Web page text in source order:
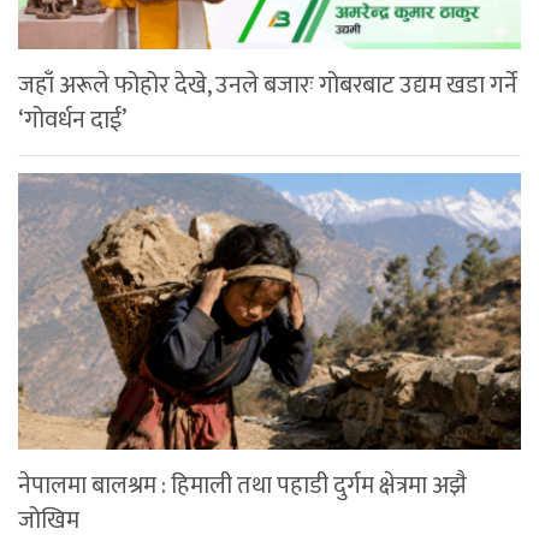
जहाँ अरूले फोहोर देखे, उनले बजारः गोबरबाट उद्यम खडा गर्ने
‘गोवर्धन दाई’
नेपालमा बालश्रम : हिमाली तथा पहाडी दुर्गम क्षेत्रमा अझै
जोखिम